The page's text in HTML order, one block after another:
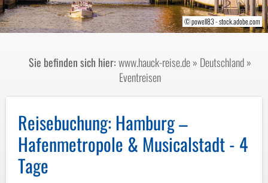
© Mapics - stock.adobe.com
© Hamburg Messe und Congress/Nicolas Maack
© powell83 - stock.adobe.com
© Mediaserver Hamburg / Jörg Modrow
Sie befinden sich hier:www.hauck-reise.de» Deutschland»
Eventreisen
Reisebuchung: Hamburg –
Hafenmetropole & Musicalstadt - 4
Tage